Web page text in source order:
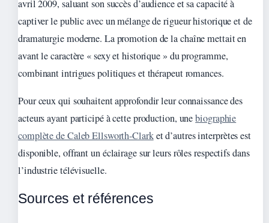
avril 2009, saluant son succès d’audience et sa capacité à
captiver le public avec un mélange de rigueur historique et de
dramaturgie moderne. La promotion de la chaîne mettait en
avant le caractère « sexy et historique » du programme,
combinant intrigues politiques et thérapeut romances.
Pour ceux qui souhaitent approfondir leur connaissance des
acteurs ayant participé à cette production, unebiographie
complète de Caleb Ellsworth-Clarket d’autres interprètes est
disponible, offrant un éclairage sur leurs rôles respectifs dans
l’industrie télévisuelle.
Sources et références